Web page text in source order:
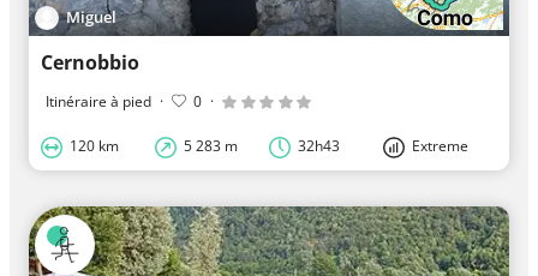
Miguel
Cernobbio
Itinéraire à pied · 0 ·
120 km 5 283 m 32h43 Extreme